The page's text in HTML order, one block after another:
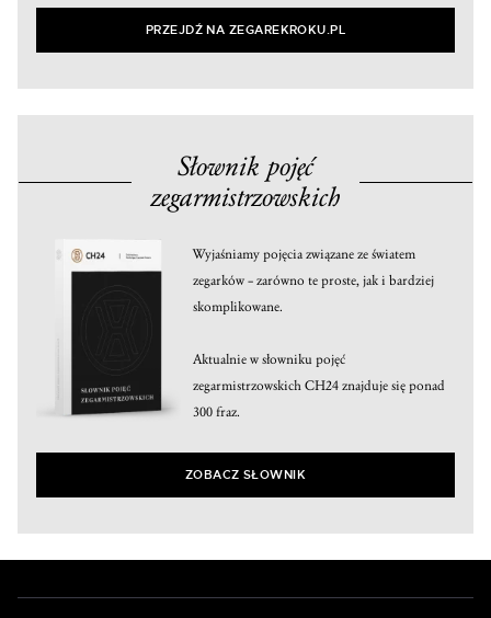
PRZEJDŹ NA ZEGAREKROKU.PL
Słownik pojęć
zegarmistrzowskich
Wyjaśniamy pojęcia związane ze światem
zegarków – zarówno te proste, jak i bardziej
skomplikowane.
Aktualnie w słowniku pojęć
zegarmistrzowskich CH24 znajduje się ponad
300 fraz.
ZOBACZ SŁOWNIK